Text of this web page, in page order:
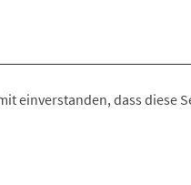
einverstanden, dass diese